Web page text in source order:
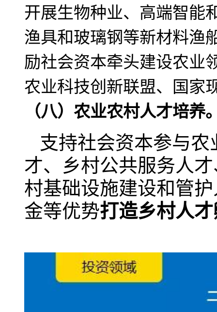
开展生物种业、高端智能
渔具和玻璃钢等新材料渔
励社会资本牵头建设农业
农业科技创新联盟、国
（八）农业农村人才培养
支持社会资本参与
才、乡村公共服务人
村基础设施建设和管
金等优势打造乡村人